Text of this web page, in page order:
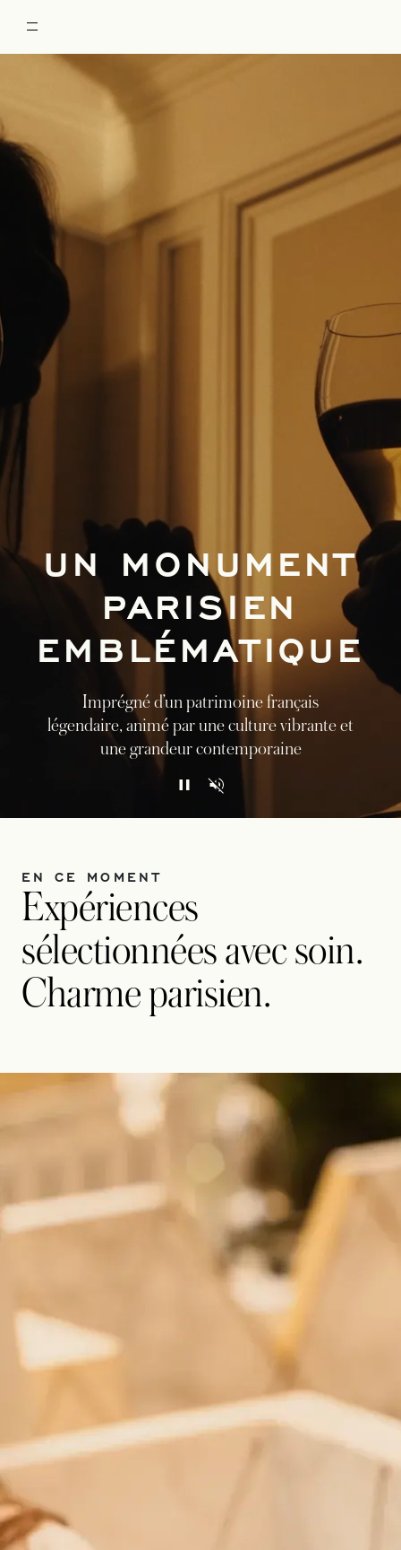
UN MONUMENT
PARISIEN
EMBLÉMATIQUE
Imprégné d’un patrimoine français
légendaire, animé par une culture vibrante et
une grandeur contemporaine
EN CE MOMENT
Expériences
sélectionnées avec soin.
Charme parisien.